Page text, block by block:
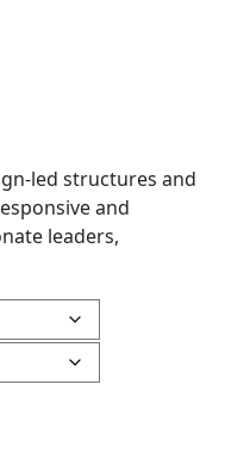
led structures and
and
leaders,